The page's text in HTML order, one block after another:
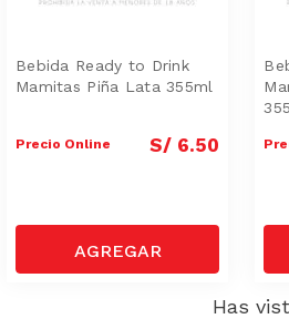
Bebida Ready to Drink
Mamitas Piña Lata 355ml
Precio Online S/ 6.50
Has